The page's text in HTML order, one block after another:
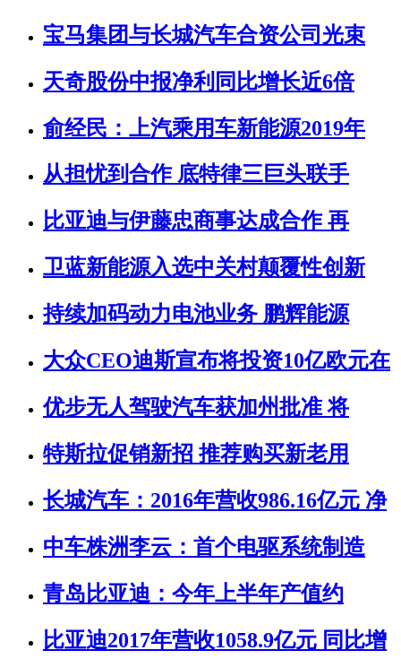
宝马集团与长城汽车合资公司光束
天奇股份中报净利同比增长近6倍
俞经民：上汽乘用车新能源2019年
从担忧到合作 底特律三巨头联手
比亚迪与伊藤忠商事达成合作 再
卫蓝新能源入选中关村颠覆性创新
持续加码动力电池业务 鹏辉能源
大众CEO迪斯宣布将投资10亿欧元在
优步无人驾驶汽车获加州批准 将
特斯拉促销新招 推荐购买新老用
长城汽车：2016年营收986.16亿元 净
中车株洲李云：首个电驱系统制造
青岛比亚迪：今年上半年产值约
比亚迪2017年营收1058.9亿元 同比增